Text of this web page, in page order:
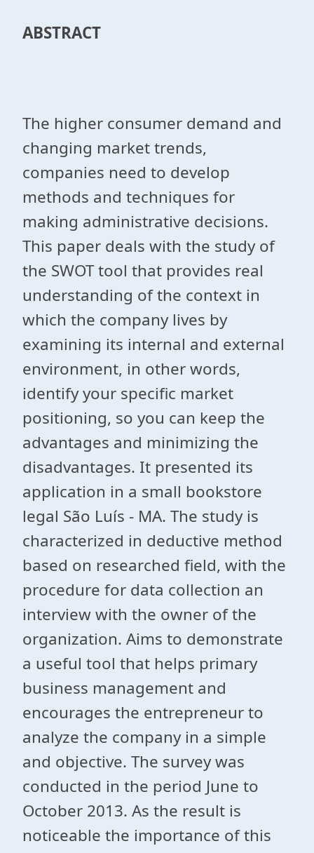
ABSTRACT
The higher consumer demand and
changing market trends,
companies need to develop
methods and techniques for
making administrative decisions.
This paper deals with the study of
the SWOT tool that provides real
understanding of the context in
which the company lives by
examining its internal and external
environment, in other words,
identify your specific market
positioning, so you can keep the
advantages and minimizing the
disadvantages. It presented its
application in a small bookstore
legal São Luís - MA. The study is
characterized in deductive method
based on researched field, with the
procedure for data collection an
interview with the owner of the
organization. Aims to demonstrate
a useful tool that helps primary
business management and
encourages the entrepreneur to
analyze the company in a simple
and objective. The survey was
conducted in the period June to
October 2013. As the result is
noticeable the importance of this